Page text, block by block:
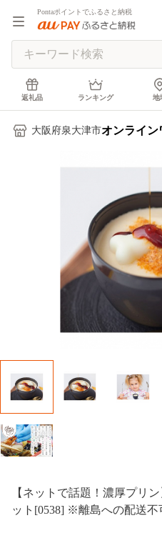
Pontaポイントでふるさと納税
返礼品 ランキング 地
大阪府泉大津市オンライン
【ネットで話題！濃厚プリ
ット[0538] ※離島への配送不